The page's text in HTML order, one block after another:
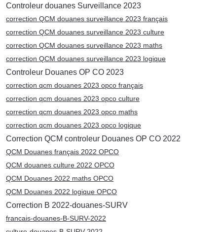
Controleur douanes Surveillance 2023
correction QCM douanes surveillance 2023 français
correction QCM douanes surveillance 2023 culture
correction QCM douanes surveillance 2023 maths
correction QCM douanes surveillance 2023 logique
Controleur Douanes OP CO 2023
correction qcm douanes 2023 opco français
correction qcm douanes 2023 opco culture
correction qcm douanes 2023 opco maths
correction qcm douanes 2023 opco logique
Correction QCM controleur Douanes OP CO 2022
QCM Douanes français 2022 OPCO
QCM douanes culture 2022 OPCO
QCM Douanes 2022 maths OPCO
QCM Douanes 2022 logique OPCO
Correction B 2022-douanes-SURV
francais-douanes-B-SURV-2022